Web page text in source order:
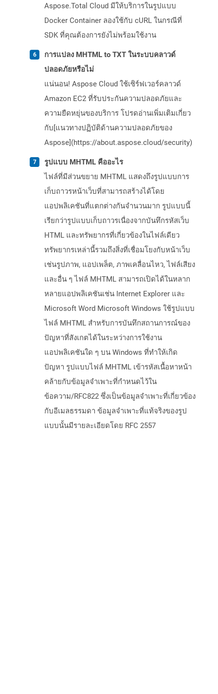
Aspose.Total Cloud มีให้บริการในรูปแบบ
Docker Container ลองใช้กับ cURL ในกรณีที่
SDK ที่คุณต้องการยังไม่พร้อมใช้งาน
การแปลง MHTML to TXT ในระบบคลาวด์
ปลอดภัยหรือไม่
แน่นอน! Aspose Cloud ใช้เซิร์ฟเวอร์คลาวด์
Amazon EC2 ที่รับประกันความปลอดภัยและ
ความยืดหยุ่นของบริการ โปรดอ่านเพิ่มเติมเกี่ยว
กับ[แนวทางปฏิบัติด้านความปลอดภัยของ
Aspose](https://about.aspose.cloud/security)
รูปแบบ MHTML คืออะไร
ไฟล์ที่มีส่วนขยาย MHTML แสดงถึงรูปแบบการ
เก็บถาวรหน้าเว็บที่สามารถสร้างได้โดย
แอปพลิเคชันที่แตกต่างกันจำนวนมาก รูปแบบนี้
เรียกว่ารูปแบบเก็บถาวรเนื่องจากบันทึกรหัสเว็บ
HTML และทรัพยากรที่เกี่ยวข้องในไฟล์เดียว
ทรัพยากรเหล่านี้รวมถึงสิ่งที่เชื่อมโยงกับหน้าเว็บ
เช่นรูปภาพ, แอปเพล็ต, ภาพเคลื่อนไหว, ไฟล์เสียง
และอื่น ๆ ไฟล์ MHTML สามารถเปิดได้ในหลาก
หลายแอปพลิเคชันเช่น Internet Explorer และ
Microsoft Word Microsoft Windows ใช้รูปแบบ
ไฟล์ MHTML สำหรับการบันทึกสถานการณ์ของ
ปัญหาที่สังเกตได้ในระหว่างการใช้งาน
แอปพลิเคชันใด ๆ บน Windows ที่ทำให้เกิด
ปัญหา รูปแบบไฟล์ MHTML เข้ารหัสเนื้อหาหน้า
คล้ายกับข้อมูลจำเพาะที่กำหนดไว้ใน
ข้อความ/RFC822 ซึ่งเป็นข้อมูลจำเพาะที่เกี่ยวข้อง
กับอีเมลธรรมดา ข้อมูลจำเพาะที่แท้จริงของรูป
แบบนั้นมีรายละเอียดโดย RFC 2557